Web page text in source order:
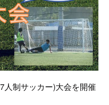
人制サッカー)大会を開催